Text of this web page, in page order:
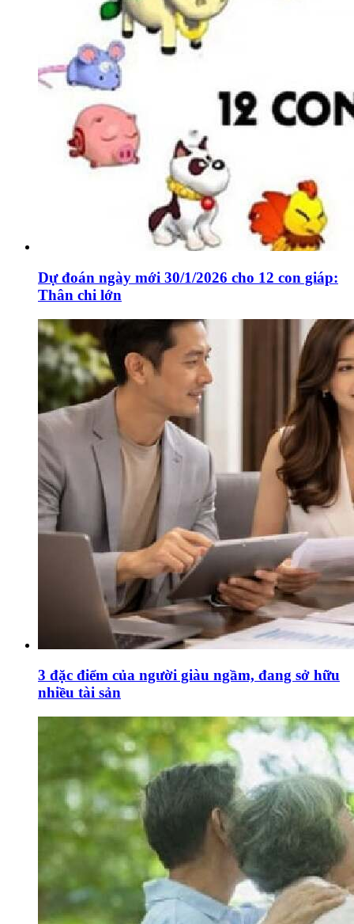
Dự đoán ngày mới 30/1/2026 cho 12 con giáp:
Thân chi lớn
3 đặc điểm của người giàu ngầm, đang sở hữu
nhiều tài sản